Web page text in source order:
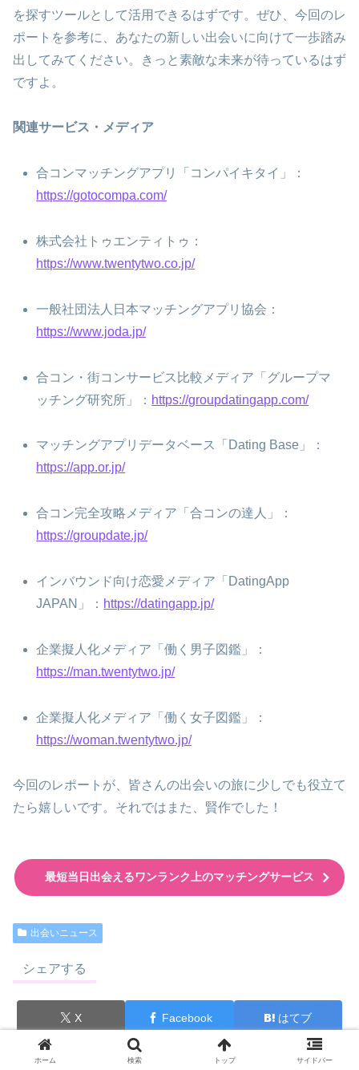
を探すツールとして活用できるはずです。ぜひ、今回のレ
ポートを参考に、あなたの新しい出会いに向けて一歩踏み
出してみてください。きっと素敵な未来が待っているはず
ですよ。
関連サービス・メディア
合コンマッチングアプリ「コンパイキタイ」：
https://gotocompa.com/
株式会社トゥエンティトゥ：
https://www.twentytwo.co.jp/
一般社団法人日本マッチングアプリ協会：
https://www.joda.jp/
合コン・街コンサービス比較メディア「グループマ
ッチング研究所」： https://groupdatingapp.com/
マッチングアプリデータベース「Dating Base」：
https://app.or.jp/
合コン完全攻略メディア「合コンの達人」：
https://groupdate.jp/
インバウンド向け恋愛メディア「DatingApp
JAPAN」： https://datingapp.jp/
企業擬人化メディア「働く男子図鑑」：
https://man.twentytwo.jp/
企業擬人化メディア「働く女子図鑑」：
https://woman.twentytwo.jp/
今回のレポートが、皆さんの出会いの旅に少しでも役立て
たら嬉しいです。それではまた、賢作でした！
最短当日出会えるワンランク上のマッチングサービス
出会いニュース
シェアする
X Facebook はてブ
コピー
ホーム 検索 トップ サイドバー